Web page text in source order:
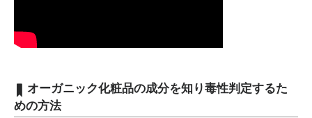
オーガニック化粧品の成分を知り毒性判定するた
めの方法